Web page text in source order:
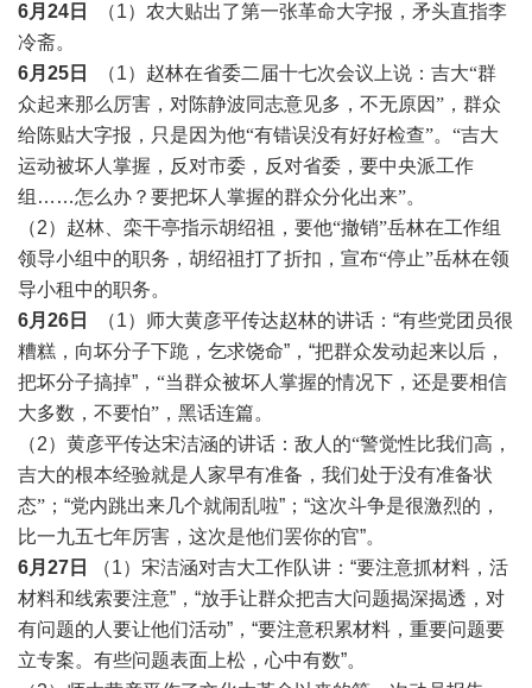
6月24日
（1）农大贴出了第一张革命大字报，矛头直指李
冷斋。
6月25日
（1）赵林在省委二届十七次会议上说： 吉大“群
众起来那么厉害，对陈静波同志意见多，不无原因”，群众
给陈贴大字报，只是因为他“有错误没有好好检查”。“吉大
运动被坏人掌握，反对市委，反对省委，要中央派工作
组 ……怎么办？要把坏人掌握的群众分化出来”。
（2） 赵林、栾干亭指示胡绍祖，要他“撤销”岳林在工作组
领导小组中的职务，胡绍祖打了折扣，宣布“停止”岳林在领
导小租中的职务。
6月26日
（1）师大黄彦平传达赵林的讲话：“有些党团员很
糟糕，向坏分子下跪，乞求饶命”，“把群众发动起来以后，
把坏分子搞掉” ， “当群众被坏人掌握的情况下，还是要相信
大多数，不要怕”，黑话连篇。
（2）黄彦平传达宋洁涵的讲话： 敌人的“警觉性比我们高，
吉大的根本经验就是人家早有准备，我们处于没有准备状
态” ；“党内跳出来几个就闹乱啦”；“这次斗争是很激烈的，
比一九五七年厉害，这次是他们罢你的官”。
6月27日
（1）宋洁涵对吉大工作队讲：“要注意抓材料，活
材料和线索要注意”，“放手让群众把吉大问题揭深揭透，对
有问题的人要让他们活动”，“要注意积累材料，重要问题要
立专案。有些问题表面上松，心中有数”。